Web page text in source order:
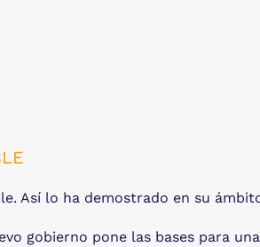
Así lo ha demostrado en su
gobierno pone las bases para